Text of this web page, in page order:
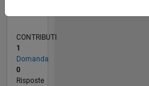
CONTRIBUTI
1
Domanda
0
Risposte